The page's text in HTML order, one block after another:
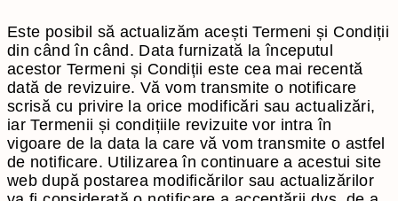
Este posibil să actualizăm acești Termeni și Condiții
din când în când. Data furnizată la începutul
acestor Termeni și Condiții este cea mai recentă
dată de revizuire. Vă vom transmite o notificare
scrisă cu privire la orice modificări sau actualizări,
iar Termenii și condițiile revizuite vor intra în
vigoare de la data la care vă vom transmite o astfel
de notificare. Utilizarea în continuare a acestui site
web după postarea modificărilor sau actualizărilor